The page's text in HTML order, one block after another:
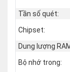
Tần số quét:
Chipset:
Dung lượng
Bộ nhớ trong: